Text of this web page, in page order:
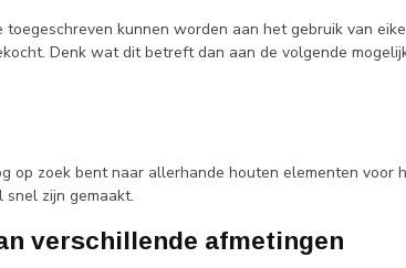
toegeschreven kunnen worden aan het gebruik van
Denk wat dit betreft dan aan de volgende
op zoek bent naar allerhande houten elementen
zijn gemaakt.
verschillende afmetingen